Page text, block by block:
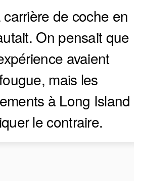
de coche en
On pensait que
avaient
mais les
à Long Island
le contraire.